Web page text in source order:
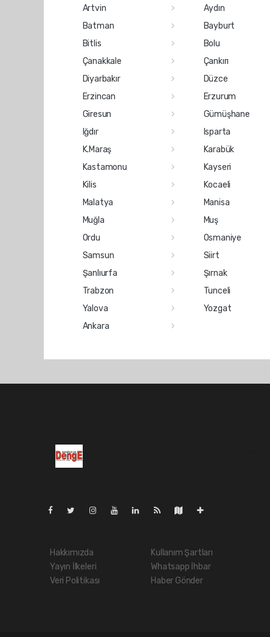
Artvin
Aydın
Batman
Bayburt
Bitlis
Bolu
Çanakkale
Çankırı
Diyarbakır
Düzce
Erzincan
Erzurum
Giresun
Gümüşhane
Iğdır
Isparta
K.Maraş
Karabük
Kastamonu
Kayseri
Kilis
Kocaeli
Malatya
Manisa
Muğla
Muş
Ordu
Osmaniye
Samsun
Siirt
Şanlıurfa
Şırnak
Trabzon
Tunceli
Yalova
Yozgat
Ankara
Hakkımızda
Yayın İlkeleri
Veri Politikası
Kullanım Şartları
Whatsapp İhbar
Haber Gönder